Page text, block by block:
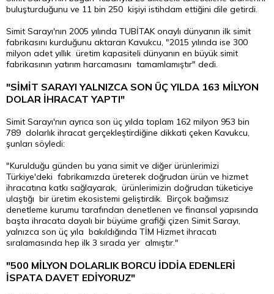
buluşturduğunu ve 11 bin 250 kişiyi istihdam ettiğini dile getirdi.
Simit Sarayı'nın 2005 yılında TUBİTAK onaylı dünyanın ilk simit
fabrikasını kurduğunu aktaran Kavukcu, "2015 yılında ise 300
milyon adet yıllık üretim kapasiteli dünyanın en büyük simit
fabrikasının yatırım harcamasını tamamlamıştır" dedi.
"SİMİT SARAYI YALNIZCA SON ÜÇ YILDA 163 MİLYON
DOLAR İHRACAT YAPTI"
Simit Sarayı'nın ayrıca son üç yılda toplam 162 milyon 953 bin
789 dolarlık ihracat gerçekleştirdiğine dikkati çeken Kavukcu,
şunları söyledi:
"Kurulduğu günden bu yana simit ve diğer ürünlerimizi
Türkiye'deki fabrikamızda üreterek doğrudan ürün ve hizmet
ihracatına katkı sağlayarak, ürünlerimizin doğrudan tüketiciye
ulaştığı bir üretim ekosistemi geliştirdik. Birçok bağımsız
denetleme kurumu tarafından denetlenen ve finansal yapısında
başta ihracata dayalı bir büyüme grafiği çizen Simit Sarayı,
yalnızca son üç yıla bakıldığında TİM Hizmet ihracatı
sıralamasında hep ilk 3 sırada yer almıştır."
"500 MİLYON DOLARLIK BORCU İDDİA EDENLERİ
İSPATA DAVET EDİYORUZ"